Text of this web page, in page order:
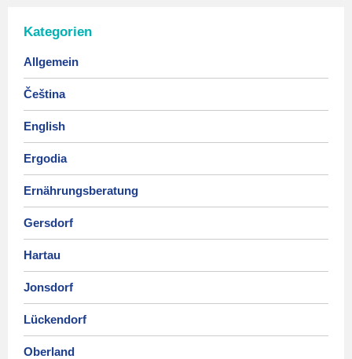
Kategorien
Allgemein
Čeština
English
Ergodia
Ernährungsberatung
Gersdorf
Hartau
Jonsdorf
Lückendorf
Oberland